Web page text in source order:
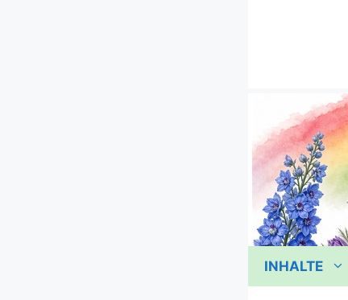
INHALTE